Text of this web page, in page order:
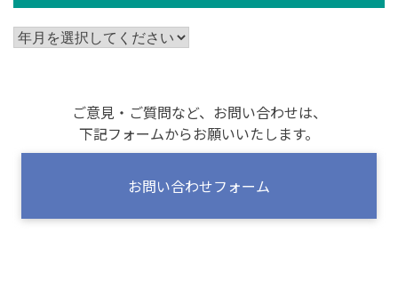
シ
ご意見・ご質問など、お問い合わせは、
下記フォームからお願いいたします。
お問い合わせフォーム